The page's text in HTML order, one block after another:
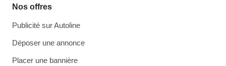
Nos offres
Publicité sur Autoline
Déposer une annonce
Placer une bannière